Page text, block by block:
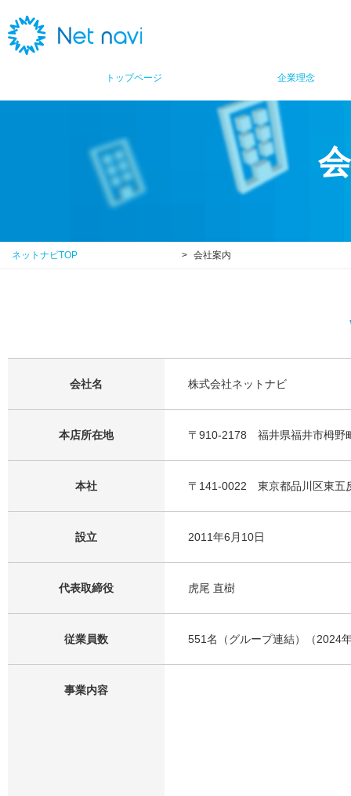
トップページ 企業理念
ネットナビTOP > 会社案内
会社名 株式会社ネットナビ
本店所在地 〒910-2178 福井県福井市栂野
本社 〒141-0022 東京都品川区東五
設立 2011年6月10日
代表取締役 虎尾 直樹
従業員数 551名（グループ連結）（2024
事業内容